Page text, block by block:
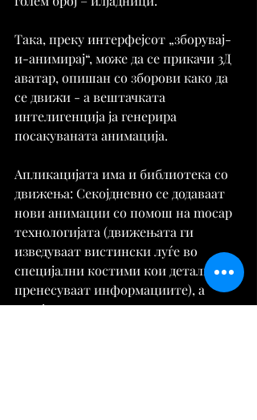
Така, преку интерфејсот „зборувај-
и-анимирај“, може да се прикачи 3Д
аватар, опишан со зборови како да
се движи - а вештачката
интелигенција ја генерира
посакуваната анимација.
Апликацијата има и библиотека со
движења: Секојдневно се додаваат
нови анимации со помош на mocap
технологијата (движењата ги
изведуваат вистински луѓе во
специјални костими кои детално ги
пренесуваат информациите), а
секоја е ретуширана од